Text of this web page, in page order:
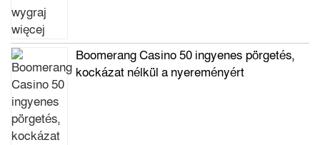
Boomerang Casino 50 ingyenes pörgetés,
kockázat nélkül a nyereményért